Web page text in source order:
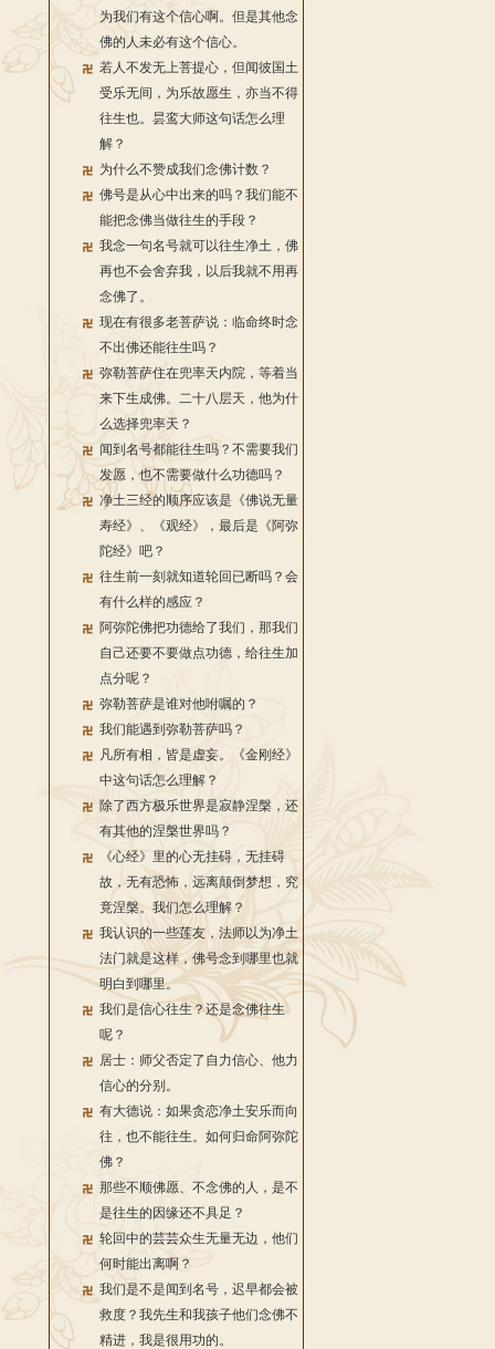
为我们有这个信心啊。但是其他念
佛的人未必有这个信心。
若人不发无上菩提心，但闻彼国土
受乐无间，为乐故愿生，亦当不得
往生也。昙鸾大师这句话怎么理
解？
为什么不赞成我们念佛计数？
佛号是从心中出来的吗？我们能不
能把念佛当做往生的手段？
我念一句名号就可以往生净土，佛
再也不会舍弃我，以后我就不用再
念佛了。
现在有很多老菩萨说：临命终时念
不出佛还能往生吗？
弥勒菩萨住在兜率天内院，等着当
来下生成佛。二十八层天，他为什
么选择兜率天？
闻到名号都能往生吗？不需要我们
发愿，也不需要做什么功德吗？
净土三经的顺序应该是《佛说无量
寿经》、《观经》，最后是《阿弥
陀经》吧？
往生前一刻就知道轮回已断吗？会
有什么样的感应？
阿弥陀佛把功德给了我们，那我们
自己还要不要做点功德，给往生加
点分呢？
弥勒菩萨是谁对他咐嘱的？
我们能遇到弥勒菩萨吗？
凡所有相，皆是虚妄。《金刚经》
中这句话怎么理解？
除了西方极乐世界是寂静涅槃，还
有其他的涅槃世界吗？
《心经》里的心无挂碍，无挂碍
故，无有恐怖，远离颠倒梦想，究
竟涅槃。我们怎么理解？
我认识的一些莲友，法师以为净土
法门就是这样，佛号念到哪里也就
明白到哪里。
我们是信心往生？还是念佛往生
呢？
居士：师父否定了自力信心、他力
信心的分别。
有大德说：如果贪恋净土安乐而向
往，也不能往生。如何归命阿弥陀
佛？
那些不顺佛愿、不念佛的人，是不
是往生的因缘还不具足？
轮回中的芸芸众生无量无边，他们
何时能出离啊？
我们是不是闻到名号，迟早都会被
救度？我先生和我孩子他们念佛不
精进，我是很用功的。